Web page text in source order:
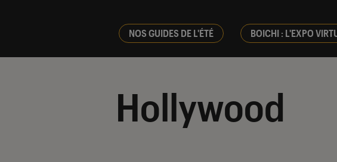
NOS GUIDES DE L'ÉTÉ BOICHI : L'EXPO
Hollywood